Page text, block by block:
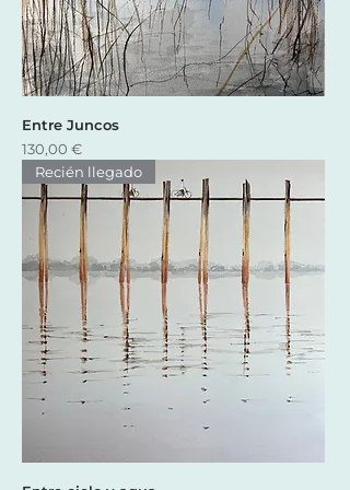
Entre Juncos
Precio
130,00 €
Recién llegado